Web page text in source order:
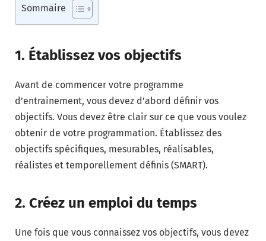
Sommaire
1. Établissez vos objectifs
Avant de commencer votre programme
d’entrainement, vous devez d’abord définir vos
objectifs. Vous devez être clair sur ce que vous voulez
obtenir de votre programmation. Établissez des
objectifs spécifiques, mesurables, réalisables,
réalistes et temporellement définis (SMART).
2. Créez un emploi du temps
Une fois que vous connaissez vos objectifs, vous devez